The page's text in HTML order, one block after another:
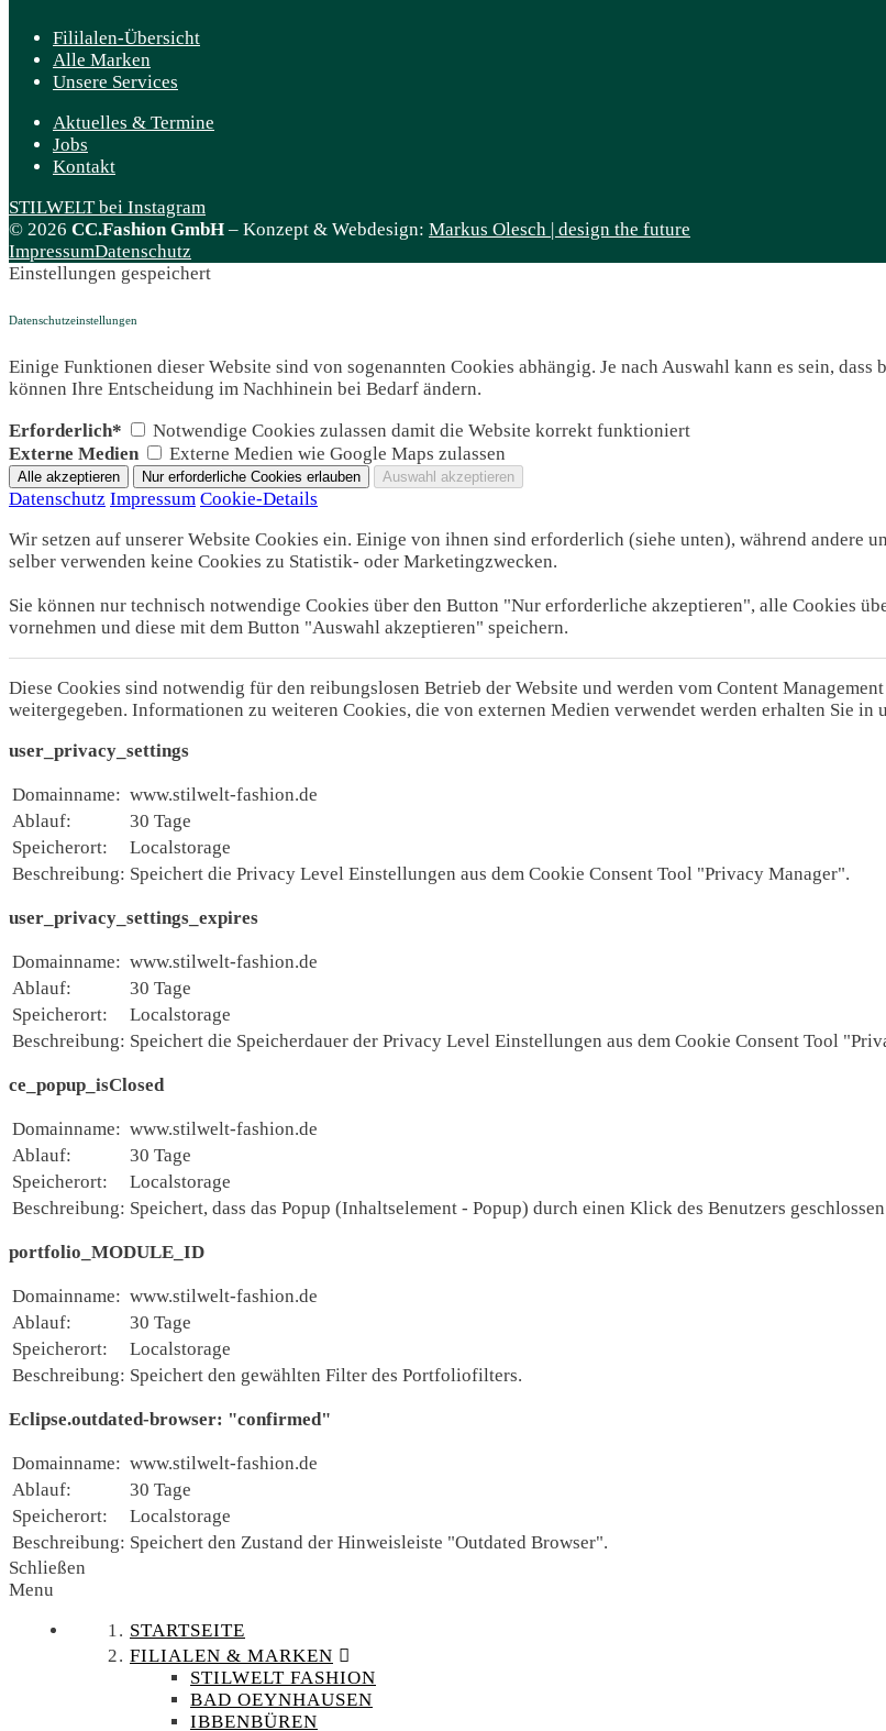
Fililalen-Übersicht
Alle Marken
Unsere Services
Aktuelles & Termine
Jobs
Kontakt
STILWELT bei Instagram
© 2026 CC.Fashion GmbH – Konzept & Webdesign: Markus Olesch | design the future
ImpressumDatenschutz
Einstellungen gespeichert
Datenschutzeinstellungen
Einige Funktionen dieser Website sind von sogenannten Cookies abhängig. Je nach Auswahl kann es sein,
können Ihre Entscheidung im Nachhinein bei Bedarf ändern.
Erforderlich*
Notwendige Cookies zulassen damit die Website korrekt funktioniert
Externe Medien
Externe Medien wie Google Maps zulassen
Datenschutz Impressum Cookie-Details
Wir setzen auf unserer Website Cookies ein. Einige von ihnen sind erforderlich (siehe unten), während andere
selber verwenden keine Cookies zu Statistik- oder Marketingzwecken.
Sie können nur technisch notwendige Cookies über den Button "Nur erforderliche akzeptieren", alle Cookies
vornehmen und diese mit dem Button "Auswahl akzeptieren" speichern.
Diese Cookies sind notwendig für den reibungslosen Betrieb der Website und werden vom Content
weitergegeben. Informationen zu weiteren Cookies, die von externen Medien verwendet werden erhalten Sie in
user_privacy_settings
Domainname: www.stilwelt-fashion.de
Ablauf:
30 Tage
Speicherort:
Localstorage
Beschreibung: Speichert die Privacy Level Einstellungen aus dem Cookie Consent Tool "Privacy Manager".
user_privacy_settings_expires
Domainname: www.stilwelt-fashion.de
Ablauf:
30 Tage
Speicherort:
Localstorage
Beschreibung: Speichert die Speicherdauer der Privacy Level Einstellungen aus dem Cookie Consent Tool
ce_popup_isClosed
Domainname: www.stilwelt-fashion.de
Ablauf:
30 Tage
Speicherort:
Localstorage
Beschreibung: Speichert, dass das Popup (Inhaltselement - Popup) durch einen Klick des Benutzers
portfolio_MODULE_ID
Domainname: www.stilwelt-fashion.de
Ablauf:
30 Tage
Speicherort:
Localstorage
Beschreibung: Speichert den gewählten Filter des Portfoliofilters.
Eclipse.outdated-browser: "confirmed"
Domainname: www.stilwelt-fashion.de
Ablauf:
30 Tage
Speicherort:
Localstorage
Beschreibung: Speichert den Zustand der Hinweisleiste "Outdated Browser".
Schließen
Menu
STARTSEITE
FILIALEN & MARKEN
STILWELT FASHION
BAD OEYNHAUSEN
IBBENBÜREN